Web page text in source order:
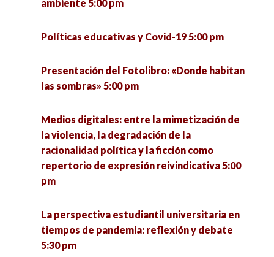
ambiente 5:00 pm
Políticas educativas y Covid-19 5:00 pm
Presentación del Fotolibro: «Donde habitan
las sombras» 5:00 pm
Medios digitales: entre la mimetización de
la violencia, la degradación de la
racionalidad política y la ficción como
repertorio de expresión reivindicativa 5:00
pm
La perspectiva estudiantil universitaria en
tiempos de pandemia: reflexión y debate
5:30 pm